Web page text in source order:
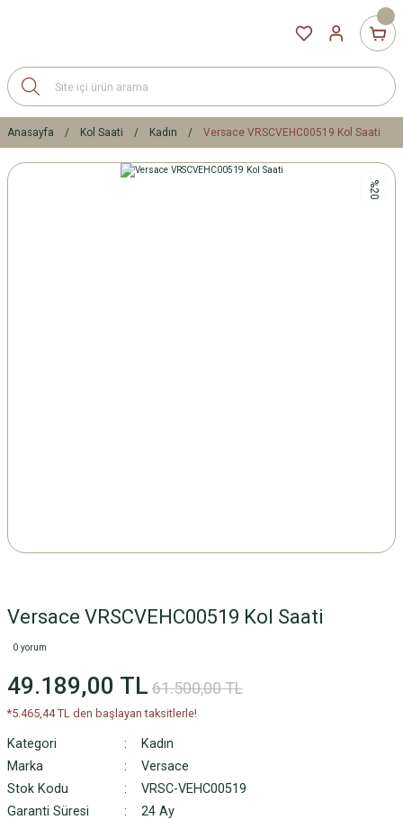
Anasayfa Kol Saati Kadın Versace VRSCVEHC00519 Kol Saati
%20
Versace VRSCVEHC00519 Kol Saati
0 yorum
49.189,00 TL 61.500,00 TL
*5.465,44 TL den başlayan taksitlerle!
Kategori
Kadın
Marka
Versace
Stok Kodu
VRSC-VEHC00519
Garanti Süresi
24 Ay